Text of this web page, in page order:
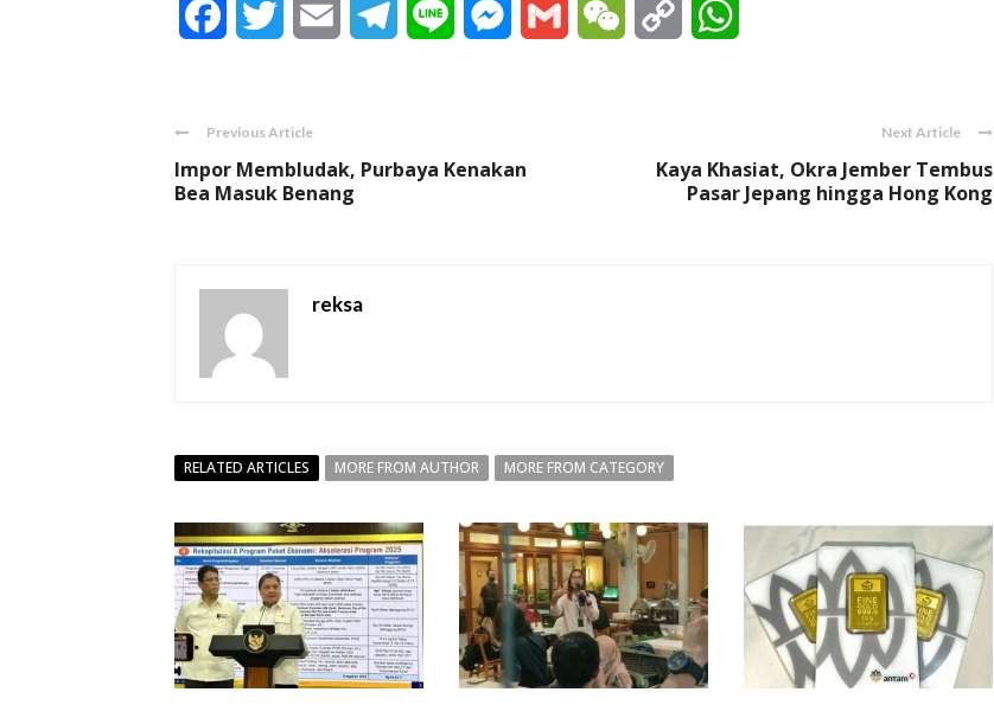
FacebookTwitter Email Telegram
Line Messenger
Gmail WeChat Copy
Previous Article
Impor Membludak, Purbaya Kenakan
Bea Masuk Benang
Next Article
Kaya Khasiat, Okra Jember Tembus
Pasar Jepang hingga Hong Kong
reksa
RELATED ARTICLES MORE FROM AUTHOR MORE FROM CATEGORY